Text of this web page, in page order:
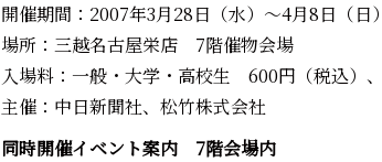
開催期間：2007年3月28日（水）～4月8日（日）
場所：三越名古屋栄店 7階催物会場
入場料：一般・大学・高校生 600円（税込）
主催：中日新聞社、松竹株式会社
同時開催イベント案内 7階会場内